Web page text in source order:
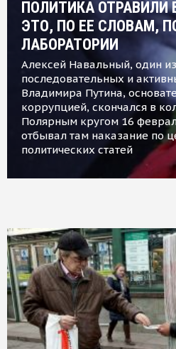
ПОЛИТИКА ОТРАВИЛИ
ЭТО, ПО ЕЕ СЛОВАМ,
ЛАБОРАТОРИИ
Алексей Навальный, один
последовательных и
Владимира Путина,
коррупцией, скончался в
Полярным кругом 16
отбывал там наказание по
политических статей